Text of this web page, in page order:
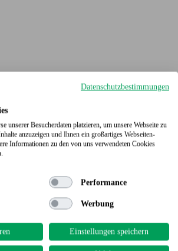
Datenschutzbestimmungen
unserer Besucherdaten platzieren, um unsere Webseite zu
anzuzeigen und Ihnen ein großartiges Webseiten-
Informationen zu den von uns verwendeten Cookies
Performance
Werbung
Einstellungen speichern